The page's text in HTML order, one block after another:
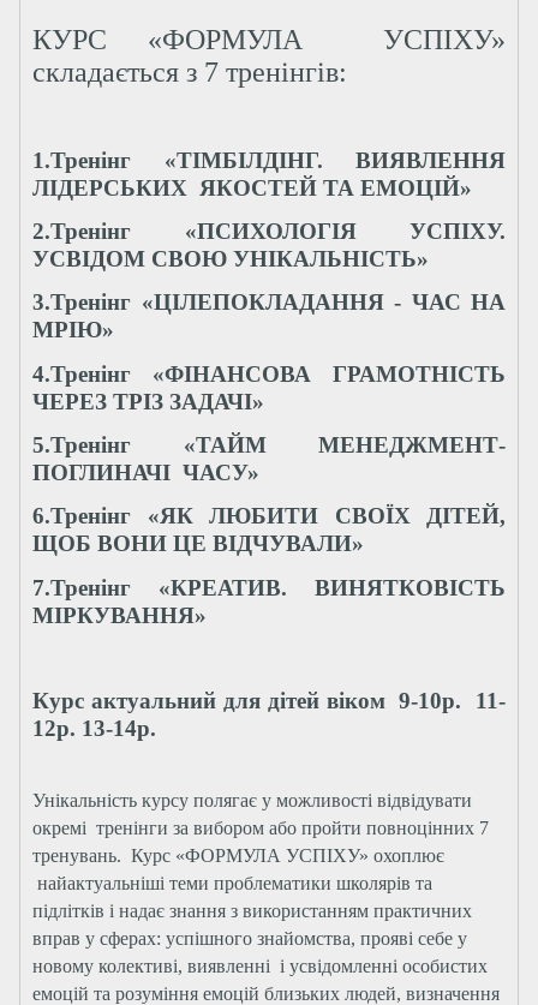
КУРС «ФОРМУЛА УСПІХУ»
складається з 7 тренінгів:
1.Тренінг «ТІМБІЛДІНГ. ВИЯВЛЕННЯ
ЛІДЕРСЬКИХ ЯКОСТЕЙ ТА ЕМОЦІЙ»
2.Тренінг «ПСИХОЛОГІЯ УСПІХУ.
УСВІДОМ СВОЮ УНІКАЛЬНІСТЬ»
3.Тренінг «ЦІЛЕПОКЛАДАННЯ - ЧАС НА
МРІЮ»
4.Тренінг «ФІНАНСОВА ГРАМОТНІСТЬ
ЧЕРЕЗ ТРІЗ ЗАДАЧІ»
5.Тренінг «ТАЙМ МЕНЕДЖМЕНТ-
ПОГЛИНАЧІ ЧАСУ»
6.Тренінг «ЯК ЛЮБИТИ СВОЇХ ДІТЕЙ,
ЩОБ ВОНИ ЦЕ ВІДЧУВАЛИ»
7.Тренінг «КРЕАТИВ. ВИНЯТКОВІСТЬ
МІРКУВАННЯ»
Курс актуальний для дітей віком 9-10р. 11-
12р. 13-14р.
Унікальність курсу полягає у можливості відвідувати
окремі тренінги за вибором або пройти повноцінних 7
тренувань. Курс «ФОРМУЛА УСПІХУ» охоплює
найактуальніші теми проблематики школярів та
підлітків і надає знання з використанням практичних
вправ у сферах: успішного знайомства, прояві себе у
новому колективі, виявленні і усвідомленні особистих
емоцій та розуміння емоцій близьких людей, визначення